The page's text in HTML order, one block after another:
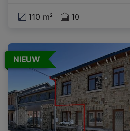
110 m² 10
NIEUW